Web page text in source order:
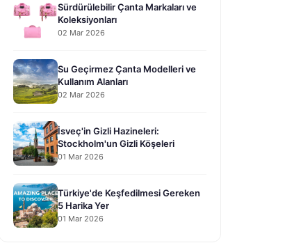
Sürdürülebilir Çanta Markaları ve
Koleksiyonları
02 Mar 2026
Su Geçirmez Çanta Modelleri ve
Kullanım Alanları
02 Mar 2026
İsveç'in Gizli Hazineleri:
Stockholm'un Gizli Köşeleri
01 Mar 2026
Türkiye'de Keşfedilmesi Gereken
5 Harika Yer
01 Mar 2026